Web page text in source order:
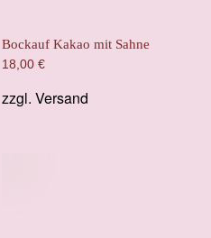
Bockauf Kakao mit Sahne
18,00 €
zzgl. Versand